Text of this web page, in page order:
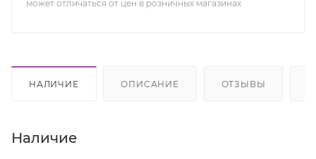
может отличаться от цен в розничных магазинах
НАЛИЧИЕ ОПИСАНИЕ ОТЗЫВЫ
Наличие